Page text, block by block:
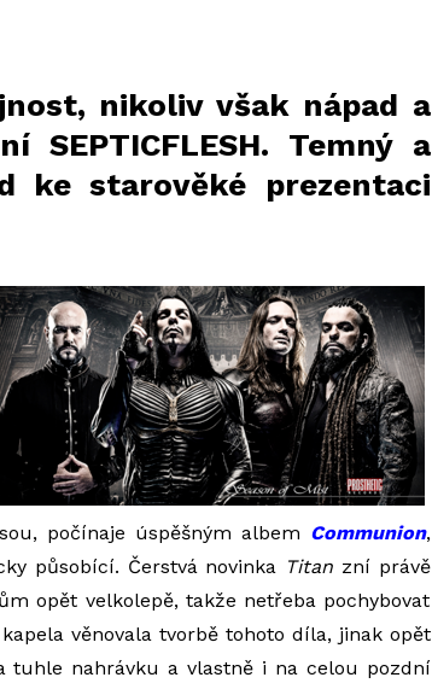
nikoliv však nápad a
SEPTICFLESH. Temný a
ke starověké prezentaci
počínaje úspěšným albem Communion,
působící. Čerstvá novinka Titan zní právě
opět velkolepě, takže netřeba pochybovat
věnovala tvorbě tohoto díla, jinak opět
tuhle nahrávku a vlastně i na celou pozdní